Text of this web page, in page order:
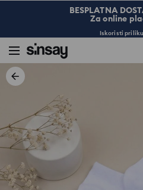
BESPLATNA
Za online
Iskoristi priliku